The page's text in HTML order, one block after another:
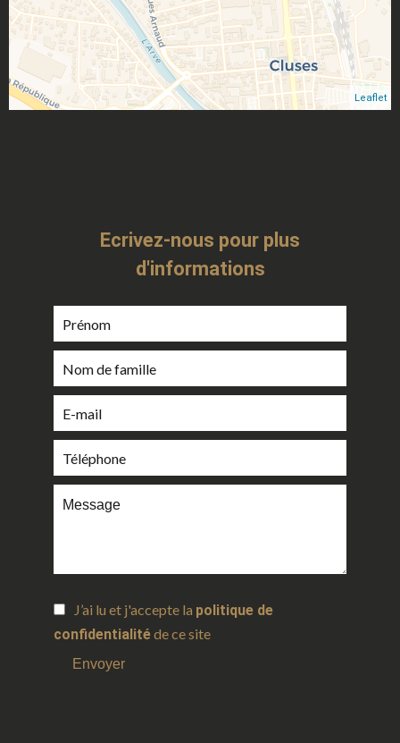
Leaflet
Ecrivez-nous pour plus
d'informations
J’ai lu et j'accepte la politique de
confidentialitéde ce site
Envoyer